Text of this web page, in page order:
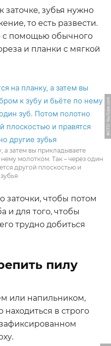
заточке, зубья нужно
то есть развести.
с помощью обычного
и планки с мягкой
ФОТО: YouTube.com
а затем вы прикладываете
молотком. Так – через один
другой плоскостью и
заточки, чтобы потом
и для того, чтобы
трудно добиться
пилу
или напильником,
в строго